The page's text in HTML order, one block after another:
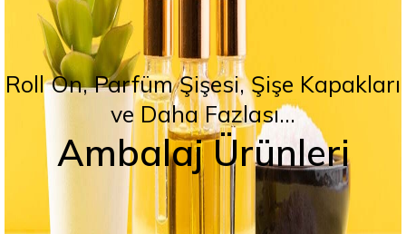
Roll On, Parfüm Şişesi, Şişe Kapakları
ve Daha Fazlası...
Ambalaj Ürünleri